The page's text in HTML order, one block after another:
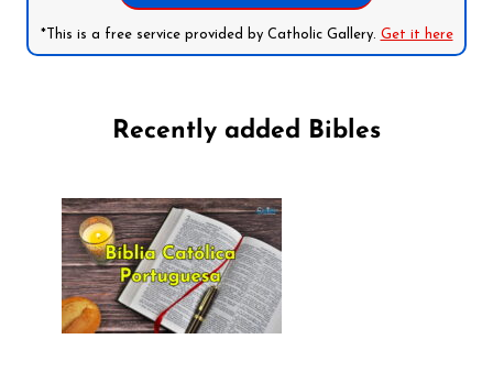
*This is a free service provided by Catholic Gallery. Get it here
Recently added Bibles